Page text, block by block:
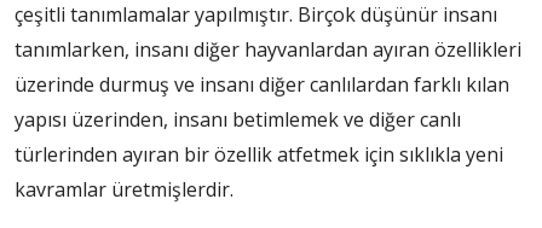
çeşitli tanımlamalar yapılmıştır. Birçok düşünür insanı
tanımlarken, insanı diğer hayvanlardan ayıran özellikleri
üzerinde durmuş ve insanı diğer canlılardan farklı kılan
yapısı üzerinden, insanı betimlemek ve diğer canlı
türlerinden ayıran bir özellik atfetmek için sıklıkla yeni
kavramlar üretmişlerdir.